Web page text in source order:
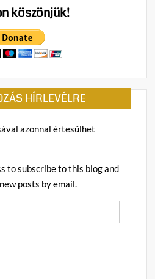
köszönjük!
HÍRLEVÉLRE
azonnal értesülhet
to subscribe to this blog and
posts by email.